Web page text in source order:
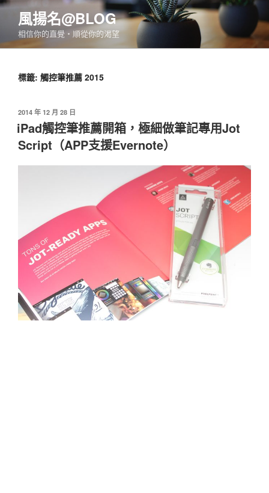
跳
要
風揚名@BLOG
相信你的直覺‧順從你的渴望
標籤: 觸控筆推薦 2015
發
佈
於
2014 年 12 月 28 日
iPad觸控筆推薦開箱，極細做筆記專用Jot
Script（APP支援Evernote）